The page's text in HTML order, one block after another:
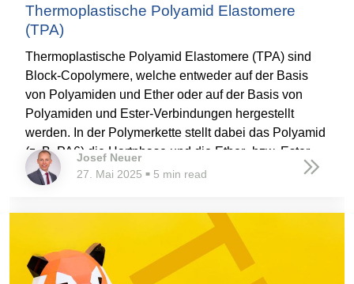
Thermoplastische Polyamid Elastomere
(TPA)
Thermoplastische Polyamid Elastomere (TPA) sind
Block-Copolymere, welche entweder auf der Basis
von Polyamiden und Ether oder auf der Basis von
Polyamiden und Ester-Verbindungen hergestellt
werden. In der Polymerkette stellt dabei das Polyamid
(z. B. PA6) die Hartphase und die Ether- bzw. Ester-
Verbindungen die Weichphasen für die elastischen
Eigenschaften dar. TPA bilden eine Untergruppe der
Josef Neuer
27. Mai 2025 ■ 5 min read